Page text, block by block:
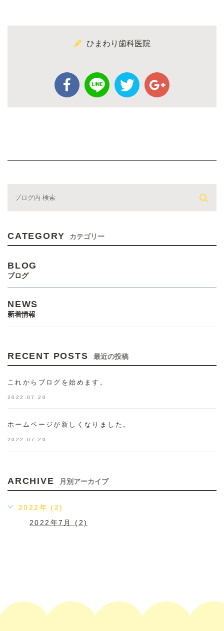
ひまわり歯科医院
CATEGORY カテゴリー
BLOG
ブログ
NEWS
新着情報
RECENT POSTS 最近の投稿
これからブログを始めます。
2022.07.20
ホームページが新しくなりました。
2022.07.20
ARCHIVE 月別アーカイブ
2022年 (2)
2022年7月 (2)